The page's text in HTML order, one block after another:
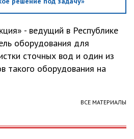
- ведущий в Республике
оборудования для
сточных вод и один из
такого оборудования на
ВСЕ МАТЕРИАЛЫ